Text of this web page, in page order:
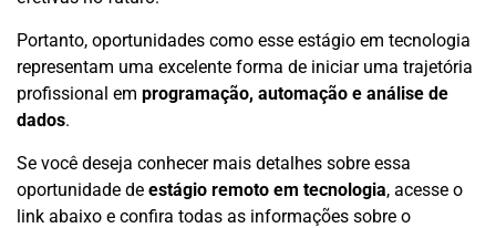
Portanto, oportunidades como esse estágio em tecnologia
representam uma excelente forma de iniciar uma trajetória
profissional em programação, automação e análise de
dados.
Se você deseja conhecer mais detalhes sobre essa
oportunidade de estágio remoto em tecnologia, acesse o
link abaixo e confira todas as informações sobre o